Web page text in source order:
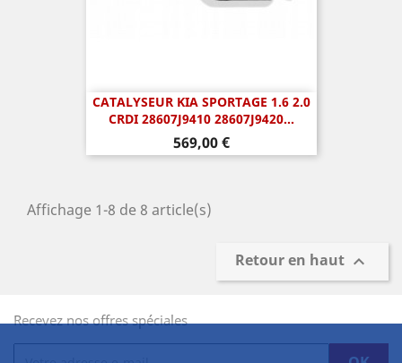
CATALYSEUR KIA SPORTAGE 1.6 2.0
CRDI 28607J9410 28607J9420...
Prix
569,00 €
Affichage 1-8 de 8 article(s)
Retour en haut 
Recevez nos offres spéciales